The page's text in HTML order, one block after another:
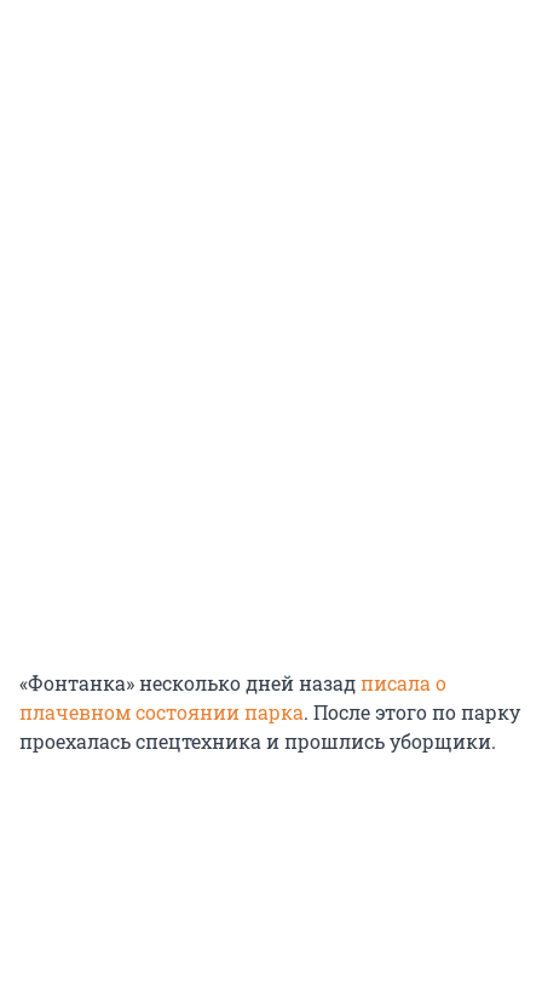
«Фонтанка» несколько дней назадписала о
плачевном состоянии парка. После этого по парку
проехалась спецтехника и прошлись уборщики.